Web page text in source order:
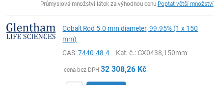
Průmyslová množství látek za výhodnou cenu Poptat větší množství
Cobalt Rod 5.0 mm diameter, 99.95% (1 x 150
mm)
CAS:7440-48-4 Kat. č.: GX0438,150mm
cena bez DPH 32 308,26 Kč